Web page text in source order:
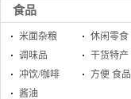
食品
米面杂粮
休闲零食
调味品
干货特产
冲饮/咖啡
方便 食品
酱油